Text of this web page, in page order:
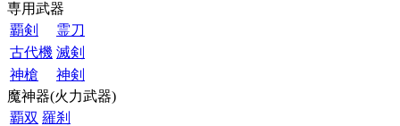
専用武器
覇剣
霊刀
古代機 滅剣
神槍
神剣
魔神器(火力武器)
覇双 羅刹